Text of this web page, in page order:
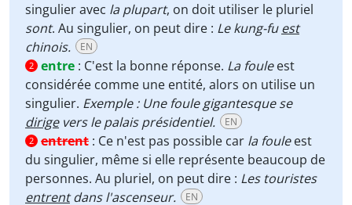
singulier avec la plupart, on doit utiliser le pluriel
sont. Au singulier, on peut dire : Le kung-fuest
chinois.
EN
2 entre : C'est la bonne réponse. La fouleest
considérée comme une entité, alors on utilise un
singulier. Exemple : Une foule gigantesque se
dirigevers le palais présidentiel. EN
2 entrent : Ce n'est pas possible car la fouleest
du singulier, même si elle représente beaucoup de
personnes. Au pluriel, on peut dire : Les touristes
entrentdans l'ascenseur. EN